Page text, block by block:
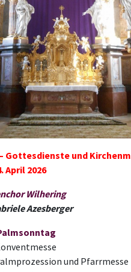
Gottesdienste und
April 2026
Wilhering
Azesberger
und Pfarrmesse